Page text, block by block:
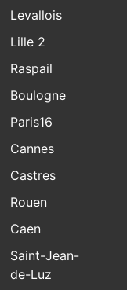
Levallois
Lille 2
Raspail
Boulogne
Paris16
Cannes
Castres
Rouen
Caen
Saint-Jean-
de-Luz